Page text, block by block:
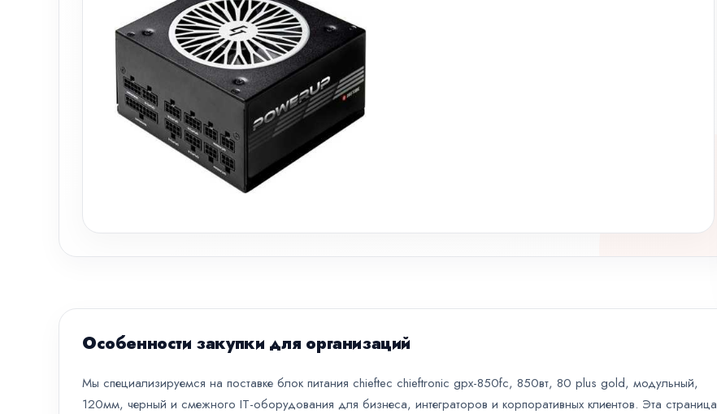
Особенности закупки для организаций
Мы специализируемся на поставке блок питания chieftec chieftronic gpx-850fc, 850вт, 80 plus gold, модульный,
120мм, черный и смежного IT-оборудования для бизнеса, интеграторов и корпоративных клиентов. Эта страница